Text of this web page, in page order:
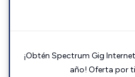
¡Obtén Spectrum Gig
año! Oferta por